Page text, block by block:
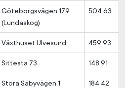
Göteborgsvägen 179
(Lundaskog)
504 63
Växthuset Ulvesund 459 93
Sittesta 73 148 91
Stora Säbyvägen 1 184 42